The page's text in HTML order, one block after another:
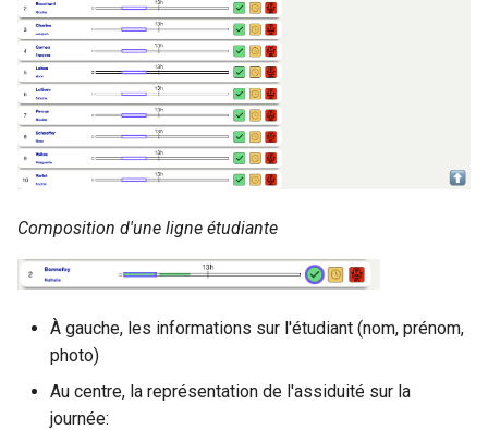
Composition d'une ligne étudiante
À gauche, les informations sur l'étudiant (nom, prénom,
photo)
Au centre, la représentation de l'assiduité sur la
journée: